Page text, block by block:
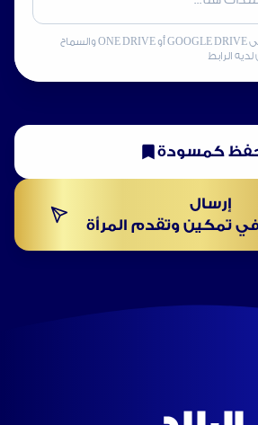
*** يرجى رفع المرفقات على GOOGLE DRIVE أو ONE DRIVE والسماح
الرابط
كمسودة
إرسال
في تمكين وتقدم المرأة